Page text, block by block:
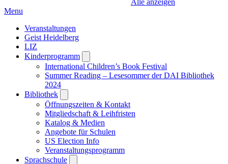
Menu
Veranstaltungen
Geist Heidelberg
LIZ
Kinderprogramm
submenu
International Children’s Book Festival
Summer Reading – Lesesommer der DAI Bibliothek
2024
Bibliothek
submenu
Öffnungszeiten & Kontakt
Mitgliedschaft & Leihfristen
Katalog & Medien
Angebote für Schulen
US Election Info
Veranstaltungsprogramm
Sprachschule